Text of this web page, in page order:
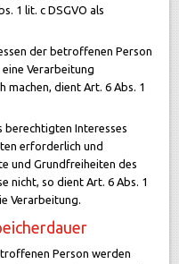
1 lit. c DSGVO als
der betroffenen Person
Verarbeitung
dient Art. 6 Abs. 1
berechtigten Interesses
erforderlich und
und Grundfreiheiten des
nicht, so dient Art. 6 Abs. 1
Verarbeitung.
Person werden